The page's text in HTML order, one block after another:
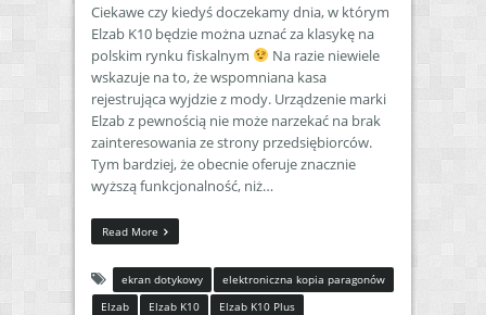
Ciekawe czy kiedyś doczekamy dnia, w którym
Elzab K10 będzie można uznać za klasykę na
polskim rynku fiskalnym
Na razie niewiele
wskazuje na to, że wspomniana kasa
rejestrująca wyjdzie z mody. Urządzenie marki
Elzab z pewnością nie może narzekać na brak
zainteresowania ze strony przedsiębiorców.
Tym bardziej, że obecnie oferuje znacznie
wyższą funkcjonalność, niż…
Read More
ekran dotykowy
elektroniczna kopia paragonów
Elzab
Elzab K10
Elzab K10 Plus